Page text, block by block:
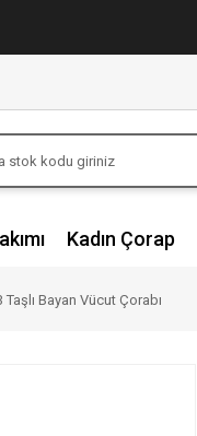
Kadın Çorap
Taşlı Bayan Vücut Çorabı